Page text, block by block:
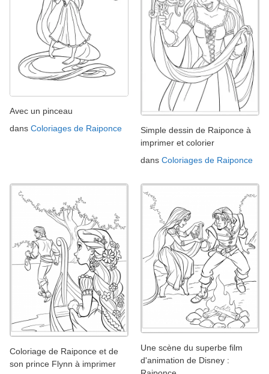
Avec un pinceau
dans Coloriages de Raiponce
Simple dessin de Raiponce à
imprimer et colorier
dans Coloriages de Raiponce
Coloriage de Raiponce et de
son prince Flynn à imprimer
Une scène du superbe film
d'animation de Disney :